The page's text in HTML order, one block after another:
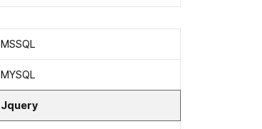
프로그램 확장자 바로열기
HP 잉크오류 해결법
MSSQL
MYSQL
Jquery